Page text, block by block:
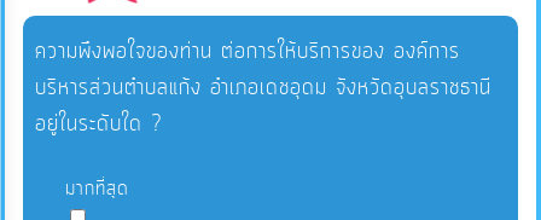
ความพึงพอใจของท่าน ต่อการให้บริการของ องค์การ
บริหารส่วนตำบลแก้ง อำเภอเดชอุดม จังหวัดอุบลราชธานี
อยู่ในระดับใด ?
มากที่สุด